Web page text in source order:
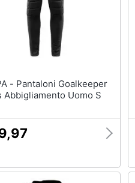
Abbigliamento Uomo S